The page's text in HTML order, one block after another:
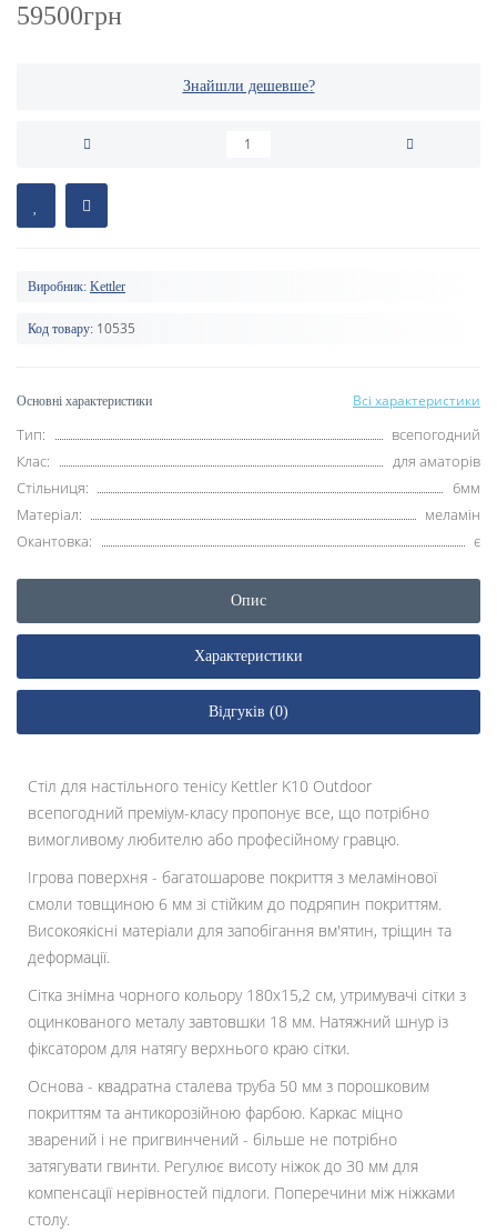
59500грн
Знайшли дешевше?
Виробник: Kettler
Код товару: 10535
Основні характеристики Всі характеристики
Тип:
всепогодний
Клас:
для аматорів
Стільниця:
6мм
Матеріал:
меламін
Окантовка:
є
Опис
Характеристики
Відгуків (0)
Стіл для настільного тенісу Kettler K10 Outdoor
всепогодний преміум-класу пропонує все, що потрібно
вимогливому любителю або професійному гравцю.
Ігрова поверхня - багатошарове покриття з меламінової
смоли товщиною 6 мм зі стійким до подряпин покриттям.
Високоякісні матеріали для запобігання вм'ятин, тріщин та
деформації.
Сітка знімна чорного кольору 180x15,2 см, утримувачі сітки з
оцинкованого металу завтовшки 18 мм. Натяжний шнур із
фіксатором для натягу верхнього краю сітки.
Основа - квадратна сталева труба 50 мм з порошковим
покриттям та антикорозійною фарбою. Каркас міцно
зварений і не пригвинчений - більше не потрібно
затягувати гвинти. Регулює висоту ніжок до 30 мм для
компенсації нерівностей підлоги. Поперечини між ніжками
столу.